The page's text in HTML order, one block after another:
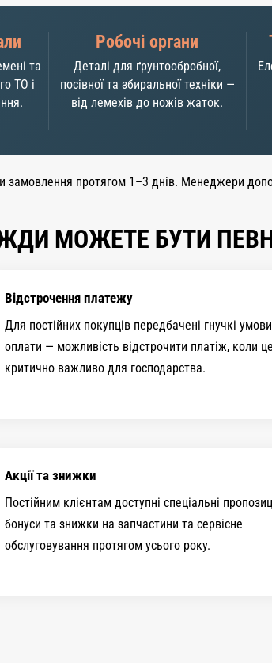
та
ТО і
Робочі органи
Деталі для ґрунтообробної,
посівної та збиральної техніки —
від лемехів до ножів жаток.
замовлення протягом 1–3 днів. Менеджери
МОЖЕТЕ БУТИ
Відстрочення платежу
Для постійних покупців передбачені гнучкі умови
оплати — можливість відстрочити платіж, коли це
критично важливо для господарства.
Акції та знижки
Постійним клієнтам доступні спеціальні
бонуси та знижки на запчастини та сервісне
обслуговування протягом усього року.